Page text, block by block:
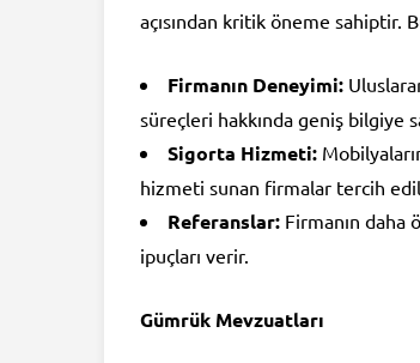
açısından kritik öneme sahiptir.
Firmanın Deneyimi:
süreçleri hakkında geniş bilgiye
Sigorta Hizmeti:
hizmeti sunan firmalar tercih
Referanslar: Firmanın daha
ipuçları verir.
Gümrük Mevzuatları